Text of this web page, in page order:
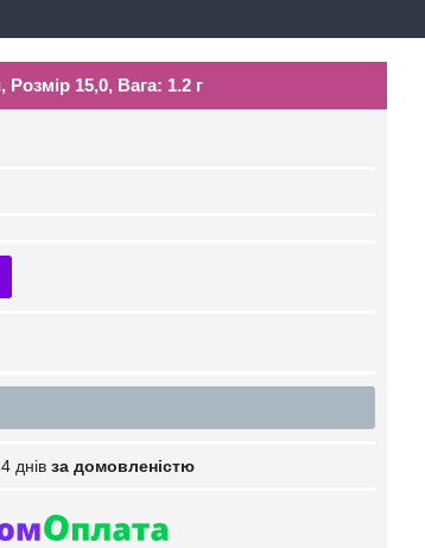
Розмір 15,0, Вага: 1.2 г
днів за домовленістю